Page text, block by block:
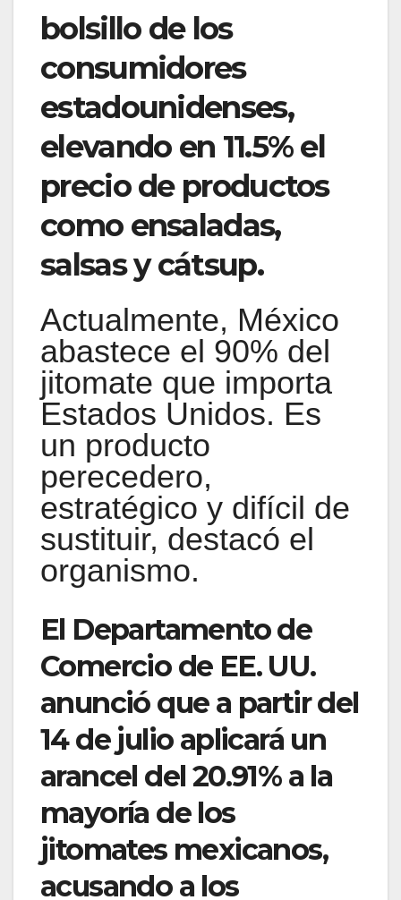
bolsillo de los
consumidores
estadounidenses,
elevando en 11.5% el
precio de productos
como ensaladas,
salsas y cátsup.
Actualmente, México
abastece el 90% del
jitomate que importa
Estados Unidos. Es
un producto
perecedero,
estratégico y difícil de
sustituir, destacó el
organismo.
El Departamento de
Comercio de EE. UU.
anunció que a partir del
14 de julio aplicará un
arancel del 20.91% a la
mayoría de los
jitomates mexicanos,
acusando a los